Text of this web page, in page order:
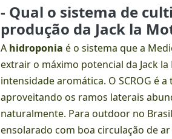
- Qual o sistema de
produção da Jack la
A hidroponia é o sistema que a
extrair o máximo potencial da Jack
intensidade aromática. O SCROG é
aproveitando os ramos laterais
naturalmente. Para outdoor no
ensolarado com boa circulação de